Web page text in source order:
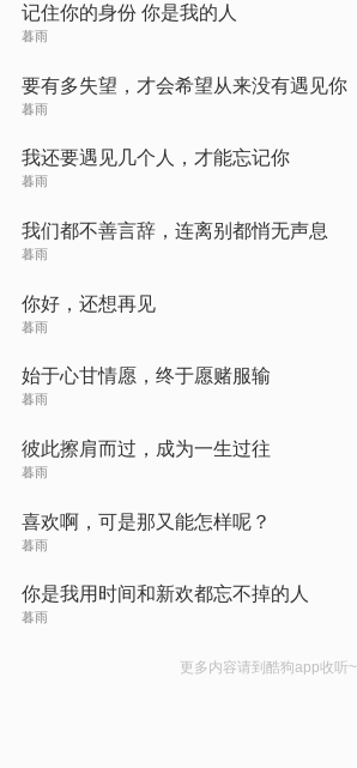
记住你的身份 你是我的人
暮雨
要有多失望，才会希望从来没有遇见你
暮雨
我还要遇见几个人，才能忘记你
暮雨
我们都不善言辞，连离别都悄无声息
暮雨
你好，还想再见
暮雨
始于心甘情愿，终于愿赌服输
暮雨
彼此擦肩而过，成为一生过往
暮雨
喜欢啊，可是那又能怎样呢？
暮雨
你是我用时间和新欢都忘不掉的人
暮雨
更多内容请到酷狗app收听~